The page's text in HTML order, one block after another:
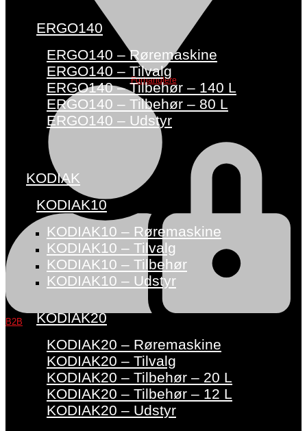
Forhandlere
B2B
ERGO140
ERGO140 – Røremaskine
ERGO140 – Tilvalg
ERGO140 – Tilbehør – 140 L
ERGO140 – Tilbehør – 80 L
ERGO140 – Udstyr
KODIAK
KODIAK10
KODIAK10 – Røremaskine
KODIAK10 – Tilvalg
KODIAK10 – Tilbehør
KODIAK10 – Udstyr
KODIAK20
KODIAK20 – Røremaskine
KODIAK20 – Tilvalg
KODIAK20 – Tilbehør – 20 L
KODIAK20 – Tilbehør – 12 L
KODIAK20 – Udstyr